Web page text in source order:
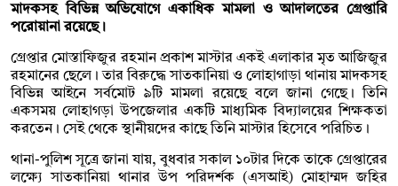
মাদকসহ বিভিন্ন অভিযোগে একাধিক মামলা ও আদালতের গ্রেপ্তারি
পরোয়ানা রয়েছে।
গ্রেপ্তার মোস্তাফিজুর রহমান প্রকাশ মাস্টার একই এলাকার মৃত আজিজুর
রহমানের ছেলে। তার বিরুদ্ধে সাতকানিয়া ও লোহাগাড়া থানায় মাদকসহ
বিভিন্ন আইনে সর্বমোট ৯টি মামলা রয়েছে বলে জানা গেছে। তিনি
একসময় লোহাগড়া উপজেলার একটি মাধ্যমিক বিদ্যালয়ের শিক্ষকতা
করতেন। সেই থেকে স্থানীয়দের কাছে তিনি মাস্টার হিসেবে পরিচিত।
থানা-পুলিশ সূত্রে জানা যায়, বুধবার সকাল ১০টার দিকে তাকে গ্রেপ্তারের
লক্ষ্যে সাতকানিয়া থানার উপ পরিদর্শক (এসআই) মোহাম্মদ জহির